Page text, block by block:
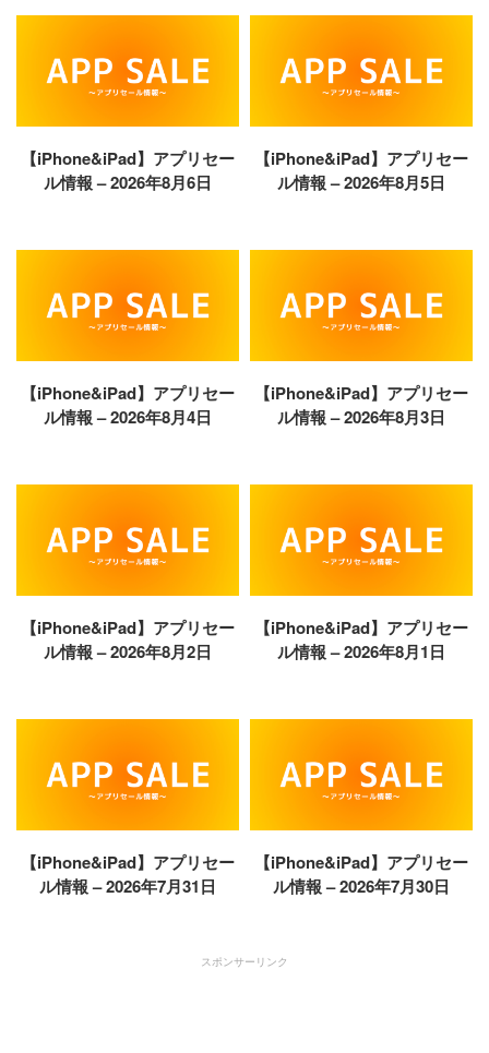
【iPhone&iPad】アプリセー
ル情報 – 2026年8月6日
【iPhone&iPad】アプリセー
ル情報 – 2026年8月5日
【iPhone&iPad】アプリセー
ル情報 – 2026年8月4日
【iPhone&iPad】アプリセー
ル情報 – 2026年8月3日
【iPhone&iPad】アプリセー
ル情報 – 2026年8月2日
【iPhone&iPad】アプリセー
ル情報 – 2026年8月1日
【iPhone&iPad】アプリセー
ル情報 – 2026年7月31日
【iPhone&iPad】アプリセー
ル情報 – 2026年7月30日
スポンサーリンク